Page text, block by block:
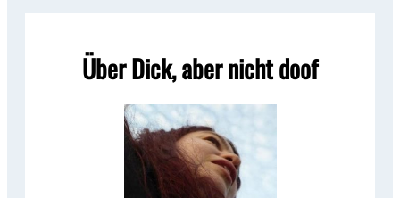
Über Dick, aber nicht doof